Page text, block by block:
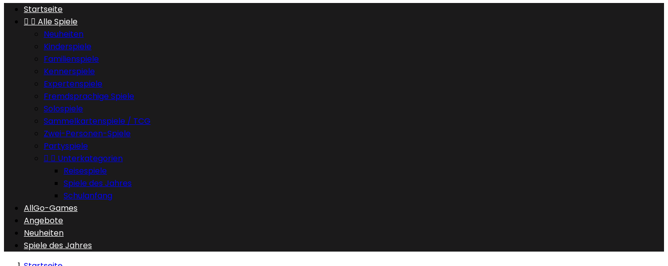
Startseite
  Alle Spiele
Neuheiten
Kinderspiele
Familienspiele
Kennerspiele
Expertenspiele
Fremdsprachige Spiele
Solospiele
Sammelkartenspiele / TCG
Zwei-Personen-Spiele
Partyspiele
  Unterkategorien
Reisespiele
Spiele des Jahres
Schulanfang
AllGo-Games
Angebote
Neuheiten
Spiele des Jahres